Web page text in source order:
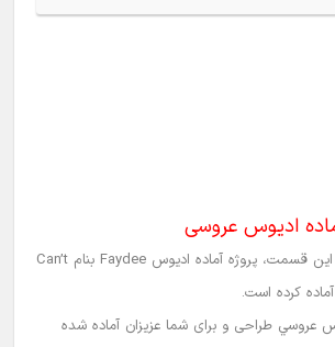
ادیوس عروسی
این قسمت، پروژه آماده ادیوس
Faydee بنام Can’t
عروسي طراحی و برای شما عزیزان آماده شده